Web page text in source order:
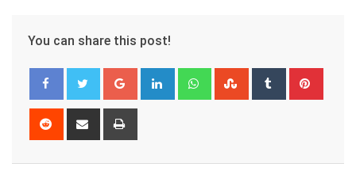
You can share this post!
Google+ LinkedIn WhatsappStumbleUpon
Tumblr
Reddit
Share